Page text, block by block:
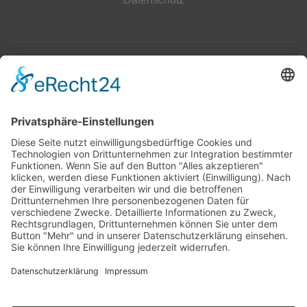
Jahrescharts
Top 100
Hot 50
Top Neueinsteiger
Highscores